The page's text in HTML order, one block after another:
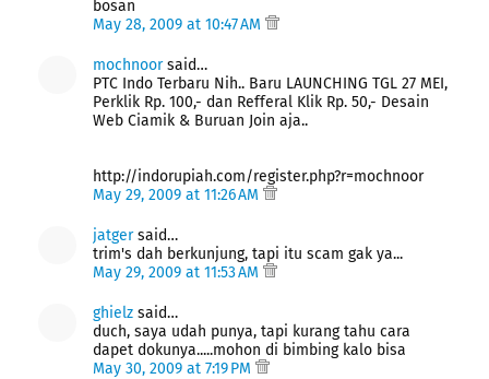
bosan
May 28, 2009 at 10:47 AM
mochnoorsaid…
PTC Indo Terbaru Nih.. Baru LAUNCHING TGL 27 MEI,
Perklik Rp. 100,- dan Refferal Klik Rp. 50,- Desain
Web Ciamik & Buruan Join aja..
http://indorupiah.com/register.php?r=mochnoor
May 29, 2009 at 11:26 AM
jatgersaid…
trim's dah berkunjung, tapi itu scam gak ya...
May 29, 2009 at 11:53 AM
ghielz said…
duch, saya udah punya, tapi kurang tahu cara
dapet dokunya.....mohon di bimbing kalo bisa
May 30, 2009 at 7:19 PM